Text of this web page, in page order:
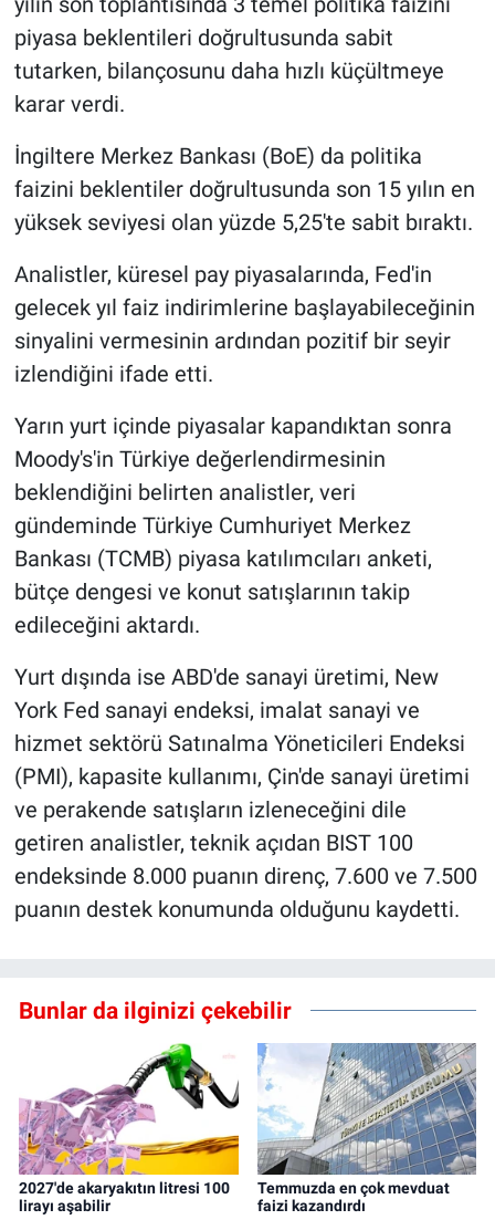
piyasa beklentileri doğrultusunda sabit
tutarken, bilançosunu daha hızlı küçültmeye
karar verdi.
İngiltere Merkez Bankası (BoE) da politika
faizini beklentiler doğrultusunda son 15 yılın en
yüksek seviyesi olan yüzde 5,25'te sabit bıraktı.
Analistler, küresel pay piyasalarında, Fed'in
gelecek yıl faiz indirimlerine başlayabileceğinin
sinyalini vermesinin ardından pozitif bir seyir
izlendiğini ifade etti.
Yarın yurt içinde piyasalar kapandıktan sonra
Moody's'in Türkiye değerlendirmesinin
beklendiğini belirten analistler, veri
gündeminde Türkiye Cumhuriyet Merkez
Bankası (TCMB) piyasa katılımcıları anketi,
bütçe dengesi ve konut satışlarının takip
edileceğini aktardı.
Yurt dışında ise ABD'de sanayi üretimi, New
York Fed sanayi endeksi, imalat sanayi ve
hizmet sektörü Satınalma Yöneticileri Endeksi
(PMI), kapasite kullanımı, Çin'de sanayi üretimi
ve perakende satışların izleneceğini dile
getiren analistler, teknik açıdan BIST 100
endeksinde 8.000 puanın direnç, 7.600 ve 7.500
puanın destek konumunda olduğunu kaydetti.
Bunlar da ilginizi çekebilir
2027'de akaryakıtın litresi 100
lirayı aşabilir
Temmuzda en çok mevduat
faizi kazandırdı